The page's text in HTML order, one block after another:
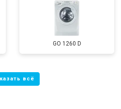
GO 1260 D